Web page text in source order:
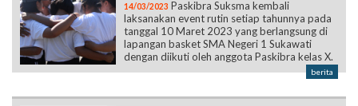
14/03/2023 Paskibra Suksma kembali
laksanakan event rutin setiap tahunnya pada
tanggal 10 Maret 2023 yang berlangsung di
lapangan basket SMA Negeri 1 Sukawati
dengan diikuti oleh anggota Paskibra kelas X.
berita